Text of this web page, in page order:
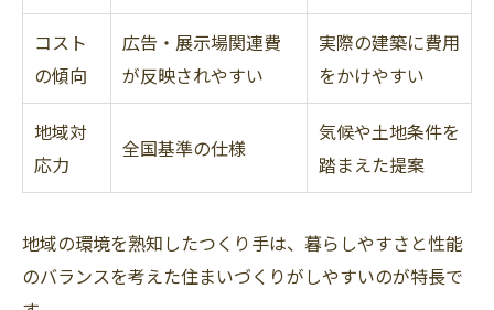
コスト
の傾向
広告・展示場関連費
が反映されやすい
実際の建築に費用
をかけやすい
地域対
応力
全国基準の仕様
気候や土地条件を
踏まえた提案
地域の環境を熟知したつくり手は、暮らしやすさと性能
のバランスを考えた住まいづくりがしやすいのが特長で